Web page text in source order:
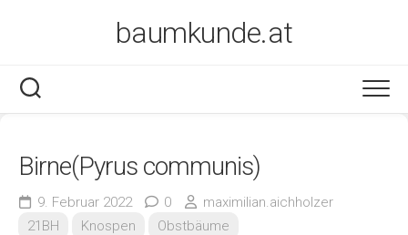
baumkunde.at
Birne(Pyrus communis)
9. Februar 2022 0
maximilian.aichholzer
21BH
Knospen Obstbäume